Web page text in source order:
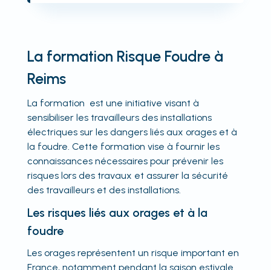
La formation Risque Foudre à
Reims
La formation est une initiative visant à
sensibiliser les travailleurs des installations
électriques sur les dangers liés aux orages et à
la foudre. Cette formation vise à fournir les
connaissances nécessaires pour prévenir les
risques lors des travaux et assurer la sécurité
des travailleurs et des installations.
Les risques liés aux orages et à la
foudre
Les orages représentent un risque important en
France, notamment pendant la saison estivale.